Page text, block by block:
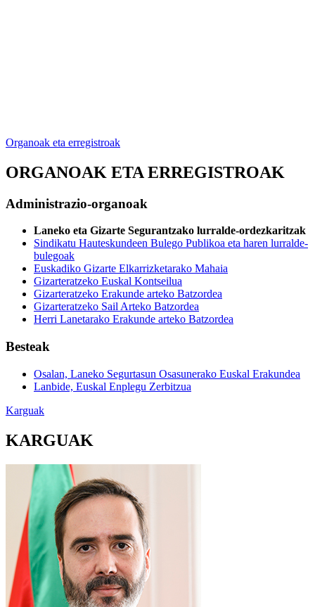
Organoak eta erregistroak
ORGANOAK ETA ERREGISTROAK
Administrazio-organoak
Laneko eta Gizarte Segurantzako lurralde-ordezkaritzak
Sindikatu Hauteskundeen Bulego Publikoa eta haren lurralde-
bulegoak
Euskadiko Gizarte Elkarrizketarako Mahaia
Gizarteratzeko Euskal Kontseilua
Gizarteratzeko Erakunde arteko Batzordea
Gizarteratzeko Sail Arteko Batzordea
Herri Lanetarako Erakunde arteko Batzordea
Besteak
Osalan, Laneko Segurtasun Osasunerako Euskal Erakundea
Lanbide, Euskal Enplegu Zerbitzua
Karguak
KARGUAK